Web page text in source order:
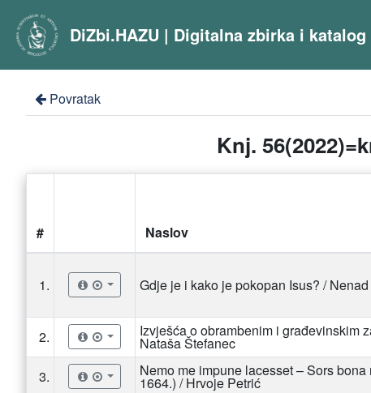
DiZbi.HAZU | Digitalna zbirka i
Povratak
Knj.
# Naslov
1. Gdje je i kako je pokopan Isus? /
2. Izvješća o obrambenim i građevinskim
Nataša Štefanec
3.
Nemo me impune lacesset – Sors
1664.) / Hrvoje Petrić